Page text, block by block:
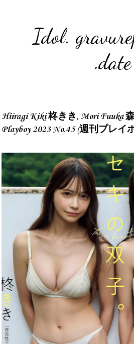
Idol.
.date
Hiiragi Kiki 柊きき, Mori Fuuka
Playboy 2023 No.45 (週刊プレイ